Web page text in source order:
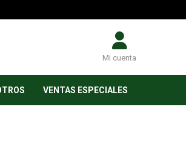
Mi cuenta
VENTAS ESPECIALES